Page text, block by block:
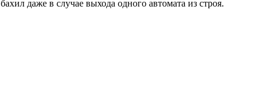
даже в случае выхода одного автомата из строя.